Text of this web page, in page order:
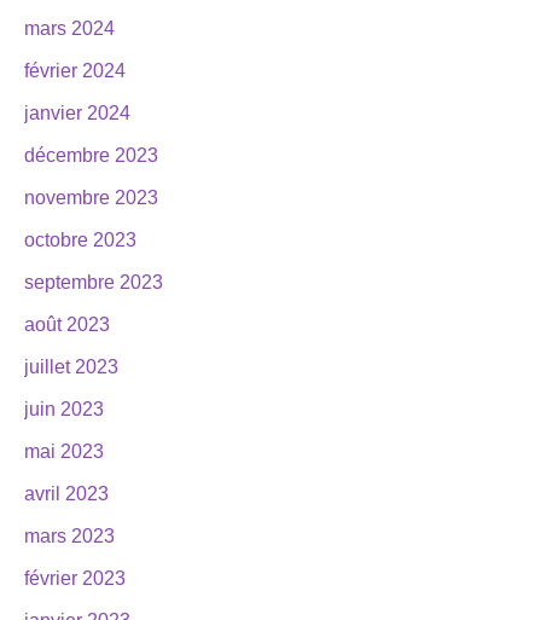
mars 2024
février 2024
janvier 2024
décembre 2023
novembre 2023
octobre 2023
septembre 2023
août 2023
juillet 2023
juin 2023
mai 2023
avril 2023
mars 2023
février 2023